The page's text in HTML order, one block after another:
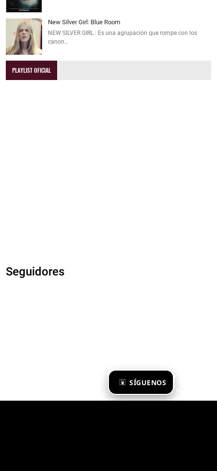
SÍGUENOS
New Silver Girl: Blue Room
NEW SILVER GIRL : Es una agrupación que rompe con los
canon…
PLAYLIST OFICIAL
Seguidores